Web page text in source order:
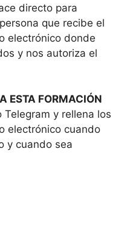
directo para
que recibe el
electrónico donde
y nos autoriza el
ESTA FORMACIÓN
y rellena los
electrónico cuando
y cuando sea